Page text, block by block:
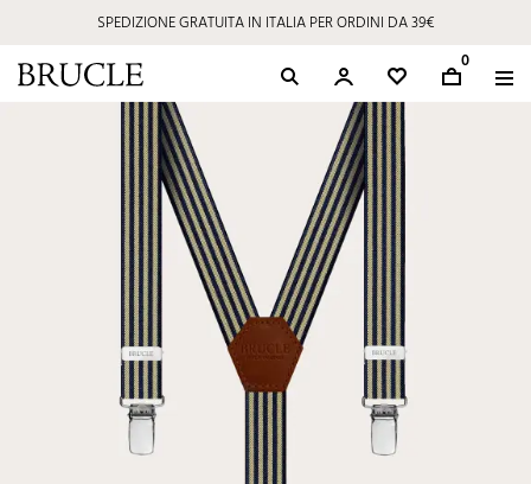
SPEDIZIONE GRATUITA IN ITALIA PER ORDINI DA 39€
0